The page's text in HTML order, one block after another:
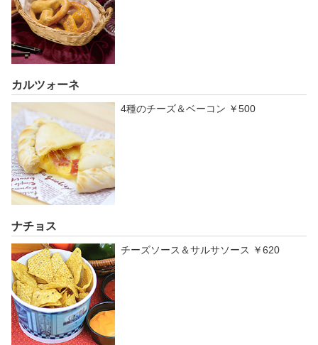
カルツォーネ
4種のチーズ＆ベーコン ￥500
ナチョス
チーズソース＆サルサソース ￥620